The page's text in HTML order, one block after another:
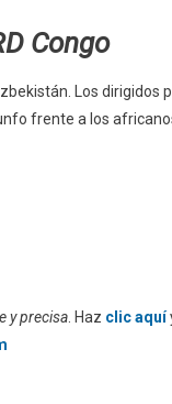
Congo
Los dirigidos
frente a los
y precisa . Haz clic aquí